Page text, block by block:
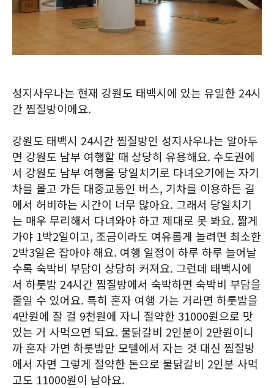
성지사우나는 현재 강원도 태백시에 있는 유일한 24시
간 찜질방이에요.
강원도 태백시 24시간 찜질방인 성지사우나는 알아두
면 강원도 남부 여행할 때 상당히 유용해요. 수도권에
서 강원도 남부 여행을 당일치기로 다녀오기에는 자기
차를 몰고 가든 대중교통인 버스, 기차를 이용하든 길
에서 허비하는 시간이 너무 많아요. 그래서 당일치기
는 매우 무리해서 다녀와야 하고 제대로 못 봐요. 짧게
가야 1박2일이고, 조금이라도 여유롭게 놀려면 최소한
2박3일은 잡아야 해요. 여행 일정이 하루 하루 늘어날
수록 숙박비 부담이 상당히 커져요. 그런데 태백시에
서 하룻밤 24시간 찜질방에서 숙박하면 숙박비 부담을
줄일 수 있어요. 특히 혼자 여행 가는 거라면 하룻밤을
4만원에 잘 걸 9천원에 자니 절약한 31000원으로 맛
있는 거 사먹으면 되요. 물닭갈비 2인분이 2만원이니
까 혼자 가면 하룻밤만 모텔에서 자는 것 대신 찜질방
에서 자면 그렇게 절약한 돈으로 물닭갈비 2인분 사먹
고도 11000원이 남아요.